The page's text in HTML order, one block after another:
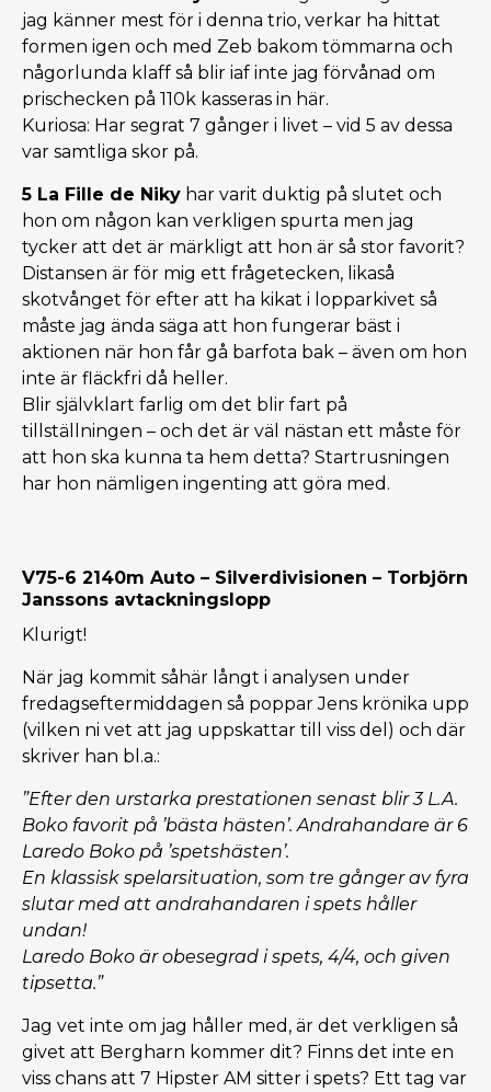
jag känner mest för i denna trio, verkar ha hittat
formen igen och med Zeb bakom tömmarna och
någorlunda klaff så blir iaf inte jag förvånad om
prischecken på 110k kasseras in här.
Kuriosa: Har segrat 7 gånger i livet – vid 5 av dessa
var samtliga skor på.
5 La Fille de Niky har varit duktig på slutet och
hon om någon kan verkligen spurta men jag
tycker att det är märkligt att hon är så stor favorit?
Distansen är för mig ett frågetecken, likaså
skotvånget för efter att ha kikat i lopparkivet så
måste jag ända säga att hon fungerar bäst i
aktionen när hon får gå barfota bak – även om hon
inte är fläckfri då heller.
Blir självklart farlig om det blir fart på
tillställningen – och det är väl nästan ett måste för
att hon ska kunna ta hem detta? Startrusningen
har hon nämligen ingenting att göra med.
V75-6 2140m Auto – Silverdivisionen – Torbjörn
Janssons avtackningslopp
Klurigt!
När jag kommit såhär långt i analysen under
fredagseftermiddagen så poppar Jens krönika upp
(vilken ni vet att jag uppskattar till viss del) och där
skriver han bl.a.:
”Efter den urstarka prestationen senast blir 3 L.A.
Boko favorit på ’bästa hästen’. Andrahandare är 6
Laredo Boko på ’spetshästen’.
En klassisk spelarsituation, som tre gånger av fyra
slutar med att andrahandaren i spets håller
undan!
Laredo Boko är obesegrad i spets, 4/4, och given
tipsetta.”
Jag vet inte om jag håller med, är det verkligen så
givet att Bergharn kommer dit? Finns det inte en
viss chans att 7 Hipster AM sitter i spets? Ett tag var